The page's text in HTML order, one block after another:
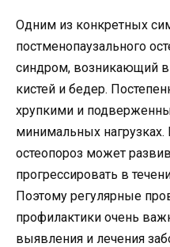
Одним из конкретных
постменопаузального
синдром, возникающий в
кистей и бедер.
хрупкими и
минимальных нагрузках.
остеопороз может
прогрессировать в
Поэтому регулярные
профилактики очень
выявления и лечения